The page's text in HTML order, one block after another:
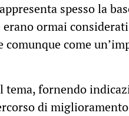
spesso la
ormai
come
tema, fornendo
di